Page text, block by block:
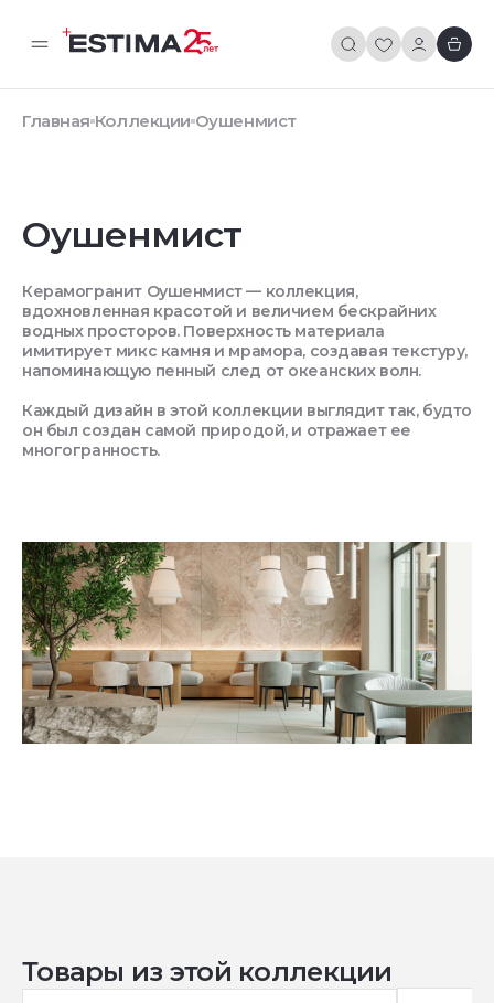
Главная Коллекции Оушенмист
Оушенмист
Керамогранит Оушенмист — коллекция,
вдохновленная красотой и величием бескрайних
водных просторов. Поверхность материала
имитирует микс камня и мрамора, создавая текстуру,
напоминающую пенный след от океанских волн.
Каждый дизайн в этой коллекции выглядит так, будто
он был создан самой природой, и отражает ее
многогранность.
Товары из этой коллекции